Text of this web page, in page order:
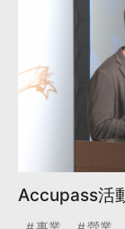
Accupass活